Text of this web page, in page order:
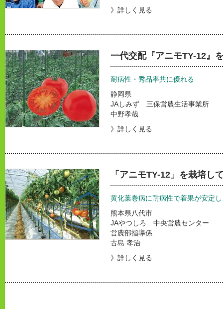
》詳しく見る
一代交配『アニモTY-12』
耐病性・秀品率共に優れる
静岡県
JAしみず 三保営農生活事業所
中野孝哉
》詳しく見る
「アニモTY-12」を栽培し
黄化葉巻病に耐病性で着果が安定
熊本県八代市
JAやつしろ 中央営農センター
営農部指導係
古島 孝治
》詳しく見る